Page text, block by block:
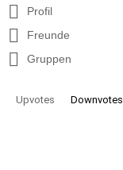
Profil
Freunde
Gruppen
Upvotes Downvotes